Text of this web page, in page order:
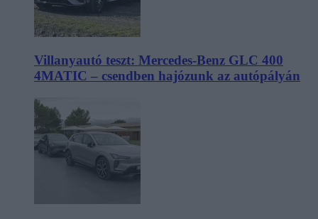
Villanyautó teszt: Mercedes-Benz GLC 400
4MATIC – csendben hajózunk az autópályán